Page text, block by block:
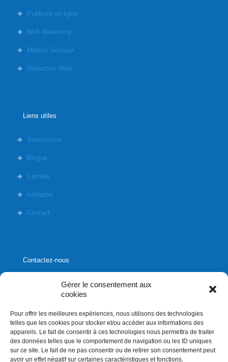
Gérer le consentement aux
cookies
Pour offrir les meilleures expériences, nous utilisons des technologies
telles que les cookies pour stocker et/ou accéder aux informations des
appareils. Le fait de consentir à ces technologies nous permettra de traiter
des données telles que le comportement de navigation ou les ID uniques
sur ce site. Le fait de ne pas consentir ou de retirer son consentement peut
avoir un effet négatif sur certaines caractéristiques et fonctions.
Publicité en ligne
Web Marketing
Médias Sociaux
Rédaction Web
Liens utiles
Soumission
Blogue
Carrière
Infolettre
Contact
Contactez-nous
1020, rue Bouvier, suite 400,
Québec (Québec) G2K 0K9
info[]affluences.ca
418.684.8881